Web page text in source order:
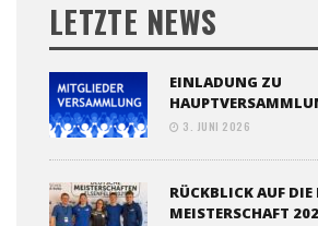
LETZTE NEWS
EINLADUNG ZU
3. JUNI 2026
RÜCKBLICK AUF DIE
MEISTERSCHAFT